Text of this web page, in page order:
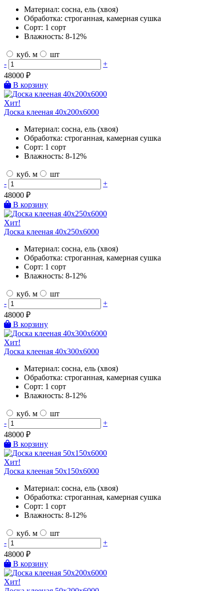
Материал: сосна, ель (хвоя)
Обработка: строганная, камерная сушка
Сорт: 1 сорт
Влажность: 8-12%
куб. м
шт
-
+
48000 ₽
В корзину
Хит!
Доска клееная 40х200х6000
Материал: сосна, ель (хвоя)
Обработка: строганная, камерная сушка
Сорт: 1 сорт
Влажность: 8-12%
куб. м
шт
-
+
48000 ₽
В корзину
Хит!
Доска клееная 40х250х6000
Материал: сосна, ель (хвоя)
Обработка: строганная, камерная сушка
Сорт: 1 сорт
Влажность: 8-12%
куб. м
шт
-
+
48000 ₽
В корзину
Хит!
Доска клееная 40х300х6000
Материал: сосна, ель (хвоя)
Обработка: строганная, камерная сушка
Сорт: 1 сорт
Влажность: 8-12%
куб. м
шт
-
+
48000 ₽
В корзину
Хит!
Доска клееная 50х150х6000
Материал: сосна, ель (хвоя)
Обработка: строганная, камерная сушка
Сорт: 1 сорт
Влажность: 8-12%
куб. м
шт
-
+
48000 ₽
В корзину
Хит!